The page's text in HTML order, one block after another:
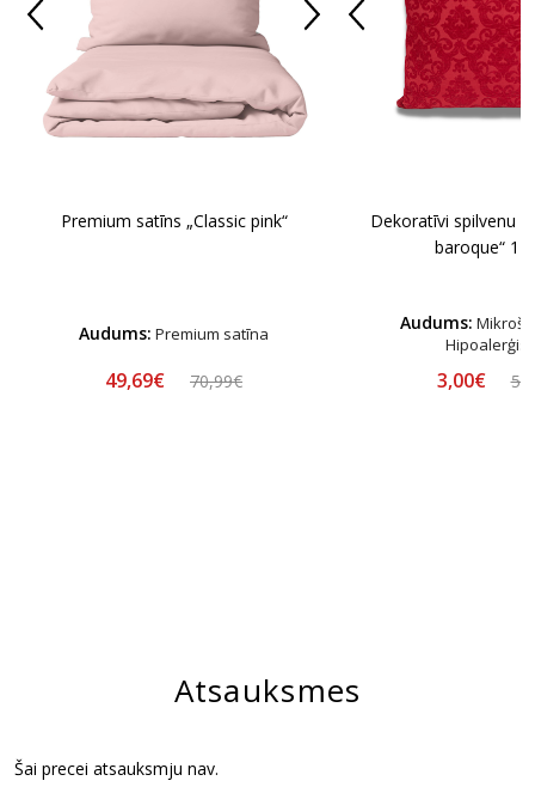
Premium satīns „Classic pink“
Audums: Premium satīna
49,69€ 70,99€
Dekoratīvi spilvenu
baroque“ 1
Audums:
3,00€
Atsauksmes
Šai precei atsauksmju nav.